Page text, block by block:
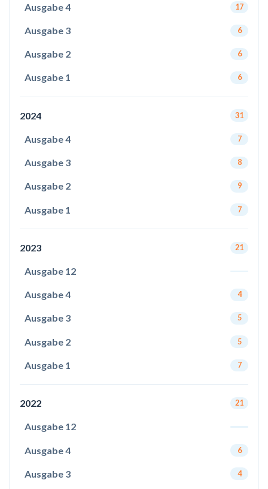
Ausgabe 4 17
Ausgabe 3 6
Ausgabe 2 6
Ausgabe 1 6
2024 31
Ausgabe 4 7
Ausgabe 3 8
Ausgabe 2 9
Ausgabe 1 7
2023 21
Ausgabe 12
Ausgabe 4 4
Ausgabe 3 5
Ausgabe 2 5
Ausgabe 1 7
2022 21
Ausgabe 12
Ausgabe 4 6
Ausgabe 3 4